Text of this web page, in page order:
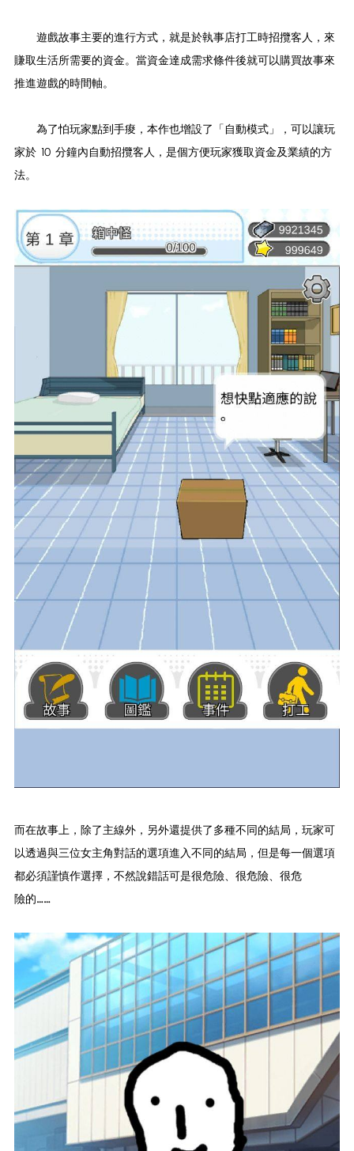
遊戲故事主要的進行方式，就是於執事店打工時招攬客人，來
賺取生活所需要的資金。當資金達成需求條件後就可以購買故事來
推進遊戲的時間軸。
為了怕玩家點到手痠，本作也增設了「自動模式」，可以讓玩
家於 10 分鐘內自動招攬客人，是個方便玩家獲取資金及業績的方
法。
而在故事上，除了主線外，另外還提供了多種不同的結局，玩家可
以透過與三位女主角對話的選項進入不同的結局，但是每一個選項
都必須謹慎作選擇，不然說錯話可是很危險、很危險、很危
險的……